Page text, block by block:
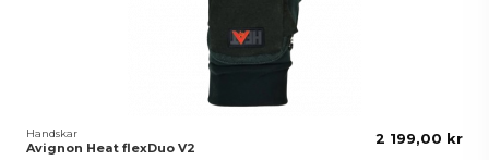
Handskar
Avignon Heat flexDuo V2
2 199,00 kr